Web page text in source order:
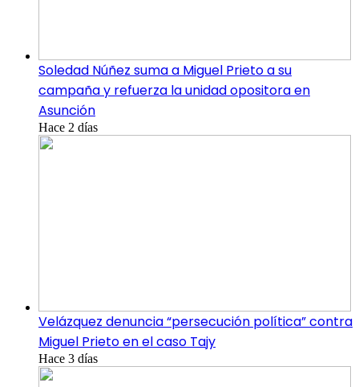
Soledad Núñez suma a Miguel Prieto a su
campaña y refuerza la unidad opositora en
Asunción
Hace 2 días
Velázquez denuncia “persecución política” contra
Miguel Prieto en el caso Tajy
Hace 3 días